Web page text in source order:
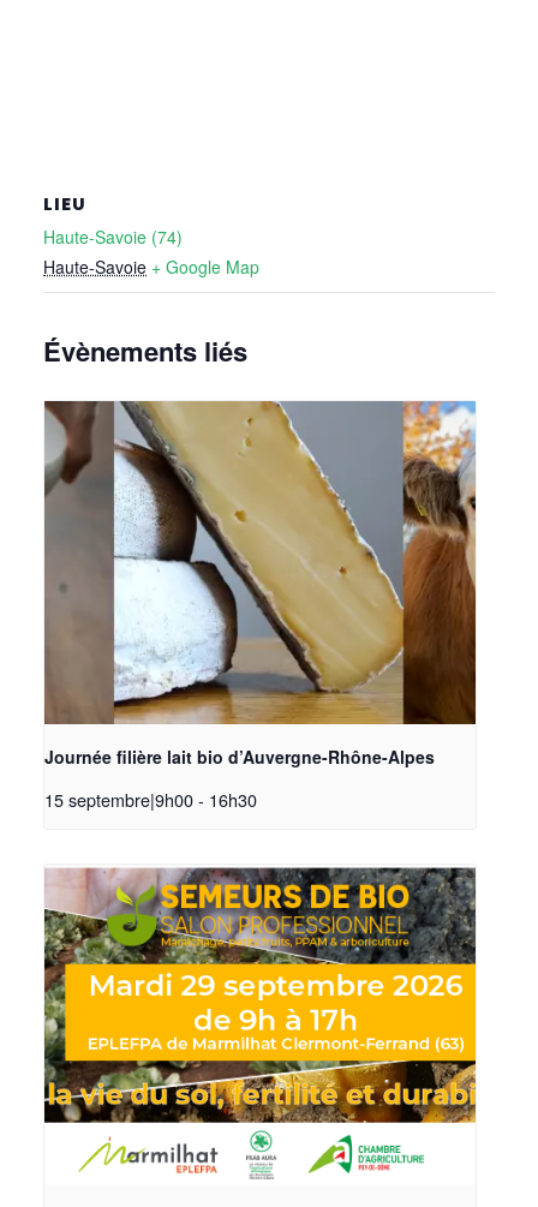
LIEU
Haute-Savoie (74)
Haute-Savoie + Google Map
Évènements liés
Journée filière lait bio d’Auvergne-Rhône-Alpes
15 septembre|9h00- 16h30